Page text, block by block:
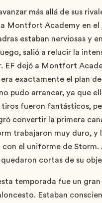
más allá de sus
Montfort Academy en el
estaban nerviosas y
salió a relucir la
EF dejó a Montfort
exactamente el plan
pudo arrancar, ya que
tiros fueron fantásticos,
convertir la primera
trabajaron muy duro, y
el uniforme de
quedaron cortas de su
temporada fue un
Estaban